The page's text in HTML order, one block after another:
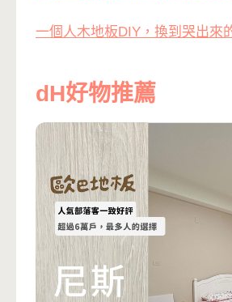
一個人木地板DIY，換到哭出來
dH好物推薦